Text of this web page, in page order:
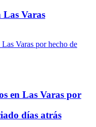
Varas
en Las Varas por
días atrás